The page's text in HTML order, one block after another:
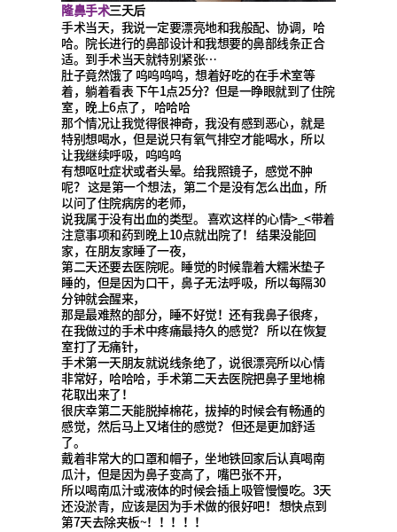
隆鼻手术三天后
手术当天，我说一定要漂亮地和我般配、协调，哈
哈。院长进行的鼻部设计和我想要的鼻部线条正合
适。到手术当天就特别紧张…
肚子竟然饿了 呜呜呜呜，想着好吃的在手术室等
着，躺着看表 下午1点25分？但是一睁眼就到了住院
室，晚上6点了， 哈哈哈
那个情况让我觉得很神奇，我没有感到恶心，就是
特别想喝水，但是说只有氧气排空才能喝水，所以
让我继续呼吸，呜呜呜
有想呕吐症状或者头晕。给我照镜子，感觉不肿
呢？ 这是第一个想法，第二个是没有怎么出血，所
以问了住院病房的老师，
说我属于没有出血的类型。 喜欢这样的心情>_<带着
注意事项和药到晚上10点就出院了！ 结果没能回
家，在朋友家睡了一夜，
第二天还要去医院呢。睡觉的时候靠着大糯米垫子
睡的，但是因为口干，鼻子无法呼吸，所以每隔30
分钟就会醒来，
那是最难熬的部分，睡不好觉！还有我鼻子很疼，
在我做过的手术中疼痛最持久的感觉？ 所以在恢复
室打了无痛针，
手术第一天朋友就说线条绝了，说很漂亮所以心情
非常好，哈哈哈，手术第二天去医院把鼻子里地棉
花取出来了！
很庆幸第二天能脱掉棉花，拔掉的时候会有畅通的
感觉，然后马上又堵住的感觉？ 但还是更加舒适
了。
戴着非常大的口罩和帽子，坐地铁回家后认真喝南
瓜汁，但是因为鼻子变高了，嘴巴张不开，
所以喝南瓜汁或液体的时候会插上吸管慢慢吃。3天
还没淤青，应该是因为手术做的很好吧！ 想快点到
第7天去除夹板~！！！！！